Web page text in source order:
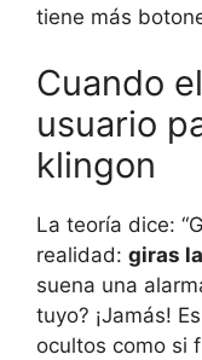
tiene más
Cuando
usuario
klingon
La teoría dice:
realidad: giras
suena una
tuyo? ¡Jamás!
ocultos como si